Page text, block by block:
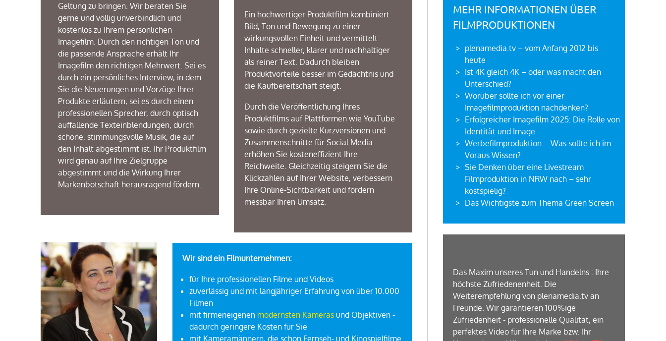
Geltung zu bringen. Wir beraten Sie
gerne und völlig unverbindlich und
kostenlos zu Ihrem persönlichen
Imagefilm. Durch den richtigen Ton und
die passende Ansprache erhält Ihr
Imagefilm den richtigen Mehrwert. Sei es
durch ein persönliches Interview, in dem
Sie die Neuerungen und Vorzüge Ihrer
Produkte erläutern, sei es durch einen
professionellen Sprecher, durch optisch
auffallende Texteinblendungen, durch
schöne, stimmungsvolle Musik, die auf
den Inhalt abgestimmt ist. Ihr Produktfilm
wird genau auf Ihre Zielgruppe
abgestimmt und die Wirkung Ihrer
Markenbotschaft herausragend fördern.
Ein hochwertiger Produktfilm kombiniert
Bild, Ton und Bewegung zu einer
wirkungsvollen Einheit und vermittelt
Inhalte schneller, klarer und nachhaltiger
als reiner Text. Dadurch bleiben
Produktvorteile besser im Gedächtnis und
die Kaufbereitschaft steigt.
Durch die Veröffentlichung Ihres
Produktfilms auf Plattformen wie YouTube
sowie durch gezielte Kurzversionen und
Zusammenschnitte für Social Media
erhöhen Sie kosteneffizient Ihre
Reichweite. Gleichzeitig steigern Sie die
Klickzahlen auf Ihrer Website, verbessern
Ihre Online-Sichtbarkeit und fördern
messbar Ihren Umsatz.
Wir sind ein Filmunternehmen:
für Ihre professionellen Filme und Videos
zuverlässig und mit langjähriger Erfahrung von über 10.000
Filmen
mit firmeneigenen modernsten Kameras und Objektiven -
dadurch geringere Kosten für Sie
mit Kameramännern, die schon Fernseh- und Kinospielfilme
MEHR INFORMATIONEN ÜBER
FILMPRODUKTIONEN
plenamedia.tv – vom Anfang 2012 bis
heute
Ist 4K gleich 4K – oder was macht den
Unterschied?
Worüber sollte ich vor einer
Imagefilmproduktion nachdenken?
Erfolgreicher Imagefilm 2025: Die Rolle von
Identität und Image
Werbefilmproduktion – Was sollte ich im
Voraus Wissen?
Sie Denken über eine Livestream
Filmproduktion in NRW nach – sehr
kostspielig?
Das Wichtigste zum Thema Green Screen
Das Maxim unseres Tun und Handelns : Ihre
höchste Zufriedenenheit. Die
Weiterempfehlung von plenamedia.tv an
Freunde. Wir garantieren 100%ige
Zufriedenheit - professionelle Qualität, ein
perfektes Video für Ihre Marke bzw. Ihr